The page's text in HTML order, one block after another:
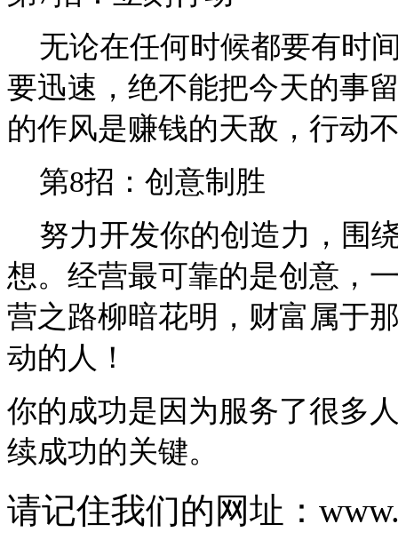
无论在任何时候都要有时
要迅速，绝不能把今天的事
的作风是赚钱的天敌，行动
第8招：创意制胜
努力开发你的创造力，围
想。经营最可靠的是创意，
营之路柳暗花明，财富属于
动的人！
你的成功是因为服务了很多
续成功的关键。
请记住我们的网址：